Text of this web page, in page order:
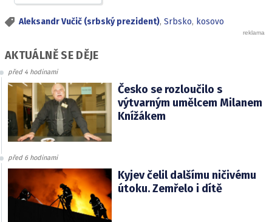
Aleksandr Vučič (srbský prezident), Srbsko, kosovo
AKTUÁLNĚ SE DĚJE
před 4 hodinami
Česko se rozloučilo s
výtvarným umělcem Milanem
Knížákem
před 6 hodinami
Kyjev čelil dalšímu ničivému
útoku. Zemřelo i dítě